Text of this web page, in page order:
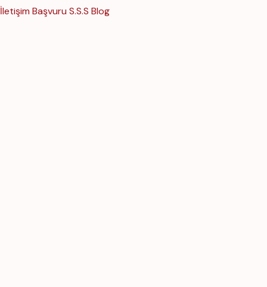
İletişim Başvuru S.S.S Blog